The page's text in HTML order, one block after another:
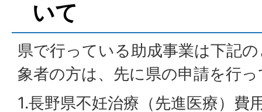
いて
県で行っている助成事業は下記
象者の方は、先に県の申請を行
1.長野県不妊治療（先進医療）費